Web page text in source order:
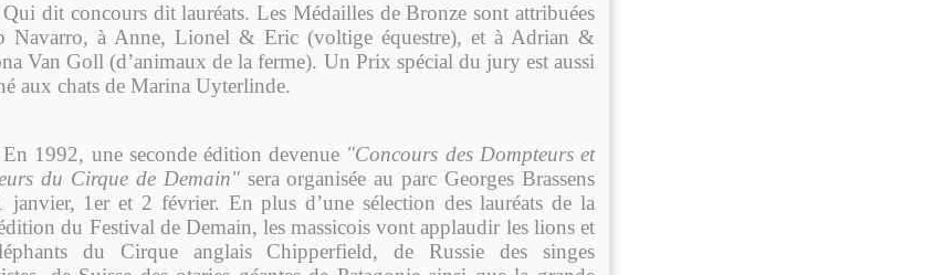
Qui dit concours dit lauréats. Les Médailles de Bronze sont attribuées
Navarro, à Anne, Lionel & Eric (voltige équestre), et à Adrian &
Van Goll (d’animaux de la ferme). Un Prix spécial du jury est aussi
aux chats de Marina Uyterlinde.
En 1992, une seconde édition devenue "Concours des Dompteurs et
du Cirque de Demain"sera organisée au parc Georges Brassens
janvier, 1er et 2 février. En plus d’une sélection des lauréats de la
du Festival de Demain, les massicois vont applaudir les lions et
du Cirque anglais Chipperfield, de Russie des singes